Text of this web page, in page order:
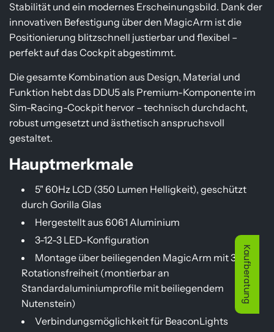
Stabilität und ein modernes Erscheinungsbild. Dank der
innovativen Befestigung über den MagicArm ist die
Positionierung blitzschnell justierbar und flexibel –
perfekt auf das Cockpit abgestimmt.
Die gesamte Kombination aus Design, Material und
Funktion hebt das DDU5 als Premium-Komponente im
Sim-Racing-Cockpit hervor – technisch durchdacht,
robust umgesetzt und ästhetisch anspruchsvoll
gestaltet.
Hauptmerkmale
5" 60Hz LCD (350 Lumen Helligkeit), geschützt
durch Gorilla Glas
Hergestellt aus 6061 Aluminium
3-12-3 LED-Konfiguration
Montage über beiliegenden MagicArm mit 360°
Rotationsfreiheit (montierbar an
Standardaluminiumprofile mit beiliegendem
Nutenstein)
Verbindungsmöglichkeit für BeaconLights
Kaufberatung